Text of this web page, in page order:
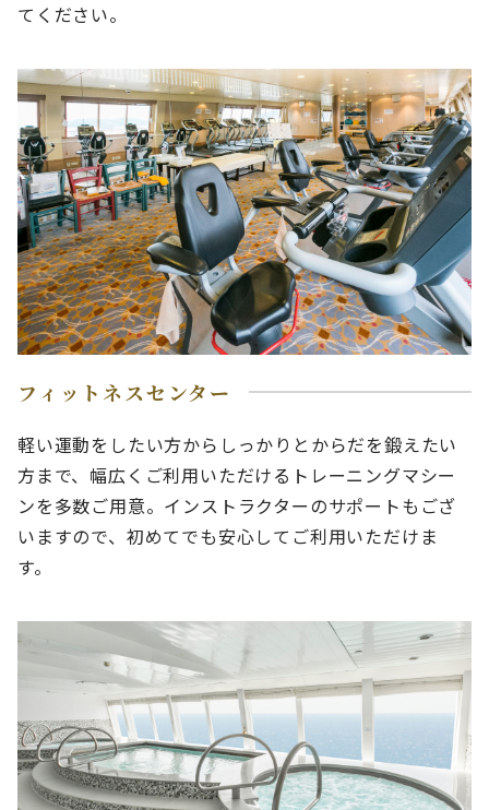
てください。
フィットネスセンター
軽い運動をしたい方からしっかりとからだを鍛えたい
方まで、幅広くご利用いただけるトレーニングマシー
ンを多数ご用意。インストラクターのサポートもござ
いますので、初めてでも安心してご利用いただけま
す。